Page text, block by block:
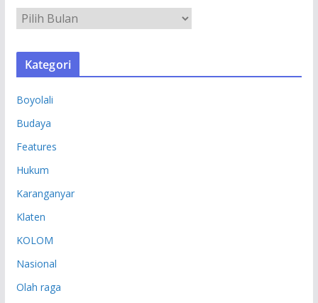
S
Kategori
Boyolali
Budaya
Features
Hukum
Karanganyar
Klaten
KOLOM
Nasional
Olah raga